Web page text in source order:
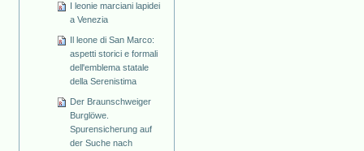
I leonie marciani lapidei
a Venezia
Il leone di San Marco:
aspetti storici e formali
dell'emblema statale
della Serenistima
Der Braunschweiger
Burglöwe.
Spurensicherung auf
der Suche nach